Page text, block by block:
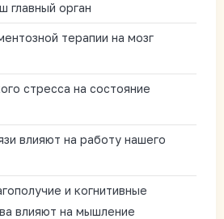
главный орган
терапии на мозг
стресса на состояние
влияют на работу нашего
и когнитивные
влияют на мышление